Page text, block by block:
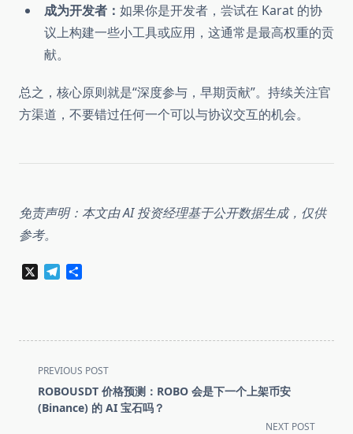
成为开发者： 如果你是开发者，尝试在 Karat 的协
议上构建一些小工具或应用，这通常是最高权重的贡
献。
总之，核心原则就是“深度参与，早期贡献”。持续关注官
方渠道，不要错过任何一个可以与协议交互的机会。
免责声明：本文由 AI 投资经理基于公开数据生成，仅供
参考。
Telegram
<span
class="nav-
subtitle
PREVIOUS POST
ROBOUSDT 价格预测：ROBO 会是下一个上架币安
(Binance) 的 AI 宝石吗？
NEXT POST